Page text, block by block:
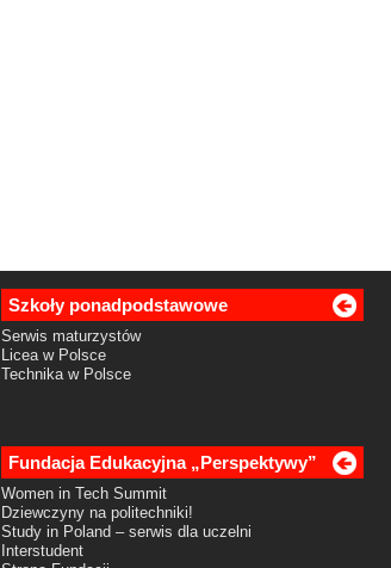
Szkoły ponadpodstawowe
Serwis maturzystów
Licea w Polsce
Technika w Polsce
Fundacja Edukacyjna „Perspektywy”
Women in Tech Summit
Dziewczyny na politechniki!
Study in Poland – serwis dla uczelni
Interstudent